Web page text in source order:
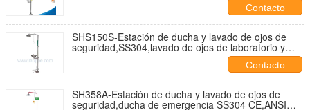
Contacto
SHS150S-Estación de ducha y lavado de ojos de
seguridad,SS304,lavado de ojos de laboratorio y
Contacto
SH358A-Estación de ducha y lavado de ojos de
seguridad,ducha de emergencia SS304 CE,ANSI